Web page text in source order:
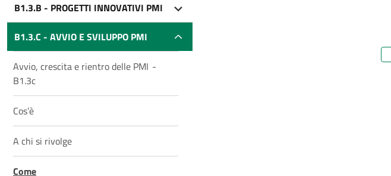
B1.3.B - PROGETTI INNOVATIVI PMI
B1.3.C - AVVIO E SVILUPPO PMI
Avvio, crescita e rientro delle PMI -
B1.3c
Cos’è
A chi si rivolge
Come